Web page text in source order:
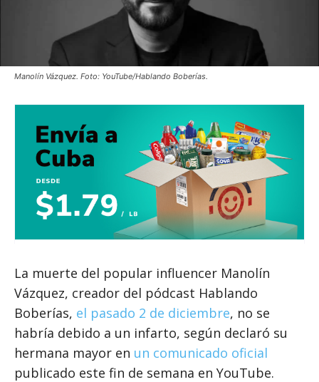
Manolín Vázquez. Foto: YouTube/Hablando Boberías.
La muerte del popular influencer Manolín
Vázquez, creador del pódcast Hablando
Boberías, el pasado 2 de diciembre, no se
habría debido a un infarto, según declaró su
hermana mayor en un comunicado oficial
publicado este fin de semana en YouTube.